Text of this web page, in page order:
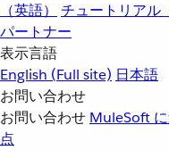
（英語）
チュートリアル
パートナー
表示言語
English (Full site) 日本語
お問い合わせ
お問い合わせ MuleSoft
点